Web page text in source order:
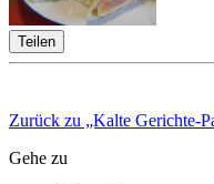
Teilen
Zurück zu „Kalte Gerichte-
Gehe zu